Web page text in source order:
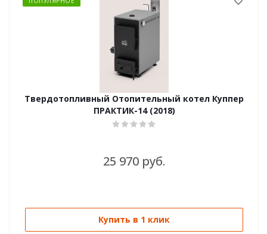
Твердотопливный Отопительный котел Куппер
ПРАКТИК-14 (2018)
25 970 руб.
Купить в 1 клик